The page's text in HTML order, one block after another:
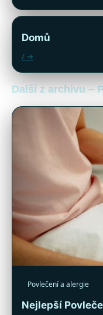
Domů
/ →
Další z archivu –
Povlečení a alergie
Nejlepší